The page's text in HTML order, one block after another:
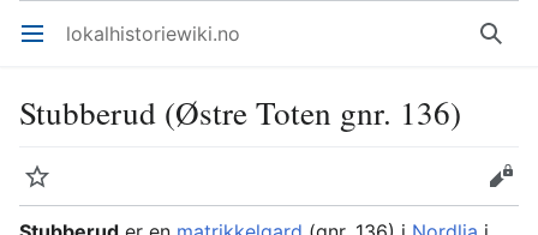
Åpne hovedmenyen lokalhistoriewiki.no Søk
Stubberud (Østre Toten gnr. 136)
Overvåk
Rediger